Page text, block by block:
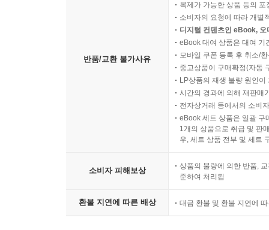
반품/교환 불가사유
복제가 가능한 상품 등의
소비자의 요청에 따라 개별
디지털 컨텐츠인 eBook,
eBook 대여 상품은 대여 기
모바일 쿠폰 등록 후 취소/
중고상품이 구매확정(자동
LP상품의 재생 불량 원인
시간의 경과에 의해 재판매
전자상거래 등에서의 소비
eBook 세트 상품은 일괄 구
1개의 상품으로 취급 및 판
우, 세트 상품 전부 및 세트
소비자 피해보상
상품의 불량에 의한 반품,
준하여 처리됨
환불 지연에 따른 배상 대금 환불 및 환불 지연에